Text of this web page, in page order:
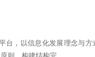
台，以信息化发展理念与